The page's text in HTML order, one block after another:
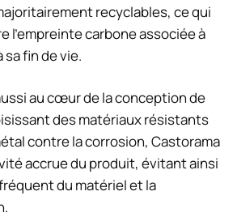
recyclables, ce qui
l’empreinte carbone associée à
fin de vie.
au cœur de la conception de
des matériaux résistants
contre la corrosion, Castorama
accrue du produit, évitant ainsi
du matériel et la